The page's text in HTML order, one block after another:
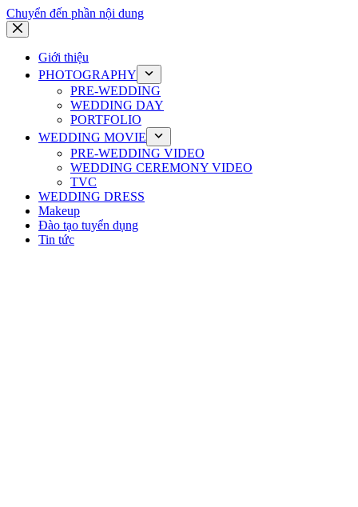
Chuyển đến phần nội dung
Giới thiệu
PHOTOGRAPHY
PRE-WEDDING
WEDDING DAY
PORTFOLIO
WEDDING MOVIE
PRE-WEDDING VIDEO
WEDDING CEREMONY VIDEO
TVC
WEDDING DRESS
Makeup
Đào tạo tuyển dụng
Tin tức